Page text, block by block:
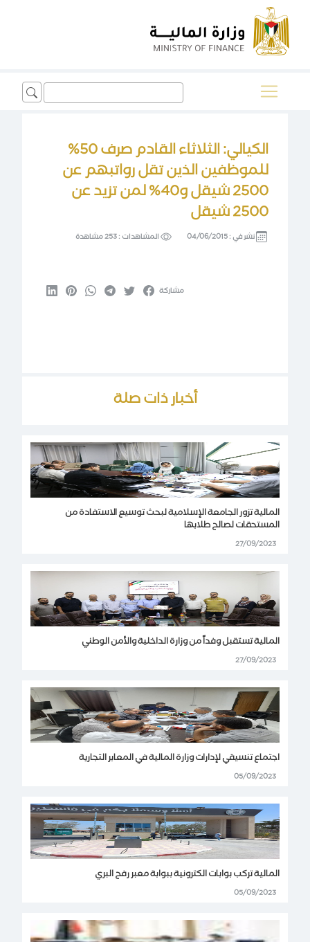
Search
for:
الكيالي: الثلاثاء القادم صرف 50%
للموظفين الذين تقل رواتبهم عن
2500 شيقل و40% لمن تزيد عن
2500 شيقل
نشر في :04/06/2015 المشاهدات :253 مشاهدة
مشاركة
أخبار ذات صلة
المالية تزور الجامعة الإسلامية لبحث توسيع الاستفادة من
المستحقات لصالح طلابها
27/09/2023
المالية تستقبل وفداً من وزارة الداخلية والأمن الوطني
27/09/2023
اجتماع تنسيقي لإدارات وزارة المالية في المعابر التجارية
05/09/2023
المالية تركب بوابات الكترونية ببوابة معبر رفح البري
05/09/2023